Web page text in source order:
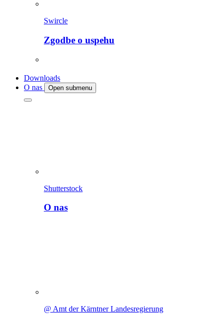
Swircle
Zgodbe o uspehu
Downloads
O nas
Open submenu
Shutterstock
O nas
@ Amt der Kärntner Landesregierung